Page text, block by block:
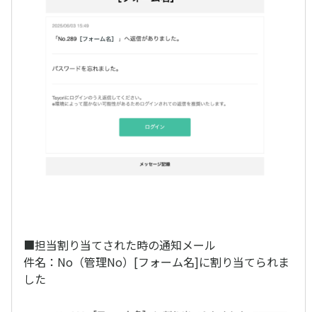
■担当割り当てされた時の通知メール
件名：No（管理No）[フォーム名]に割り当てられま
した